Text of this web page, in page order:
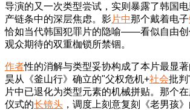
导演的又一次类型尝试，实则暴露了韩国
产链条中的深层焦虑。影片中那个戴着电子
恰如当代韩国犯罪片的隐喻——看似自由创
观众期待的双重枷锁所禁锢。
作者性的消解与类型妥协构成了本片最显
昊从《釜山行》确立的"父权危机+社会批
片中已退化为类型元素的机械拼贴。那个
仪式的长镜头 ，调度上刻意复刻《老男孩